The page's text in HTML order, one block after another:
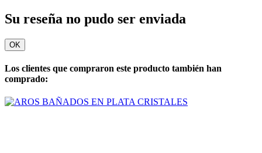
Su reseña no pudo ser enviada
OK
Los clientes que compraron este producto también han
comprado: